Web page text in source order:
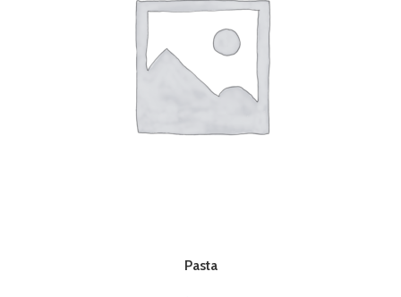
Pasta